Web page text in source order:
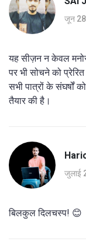
जून
यह सीज़न न केवल
पर भी सोचने को
सभी पात्रों के संघर्षों
तैयार की है।
जुलाई
बिलकुल दिलचस्प! 😊